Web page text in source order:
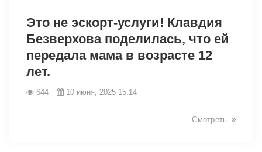
Это не эскорт-услуги! Клавдия
Безверхова поделилась, что ей
передала мама в возрасте 12
лет.
644 10 июня, 2025 15:14
Смотреть